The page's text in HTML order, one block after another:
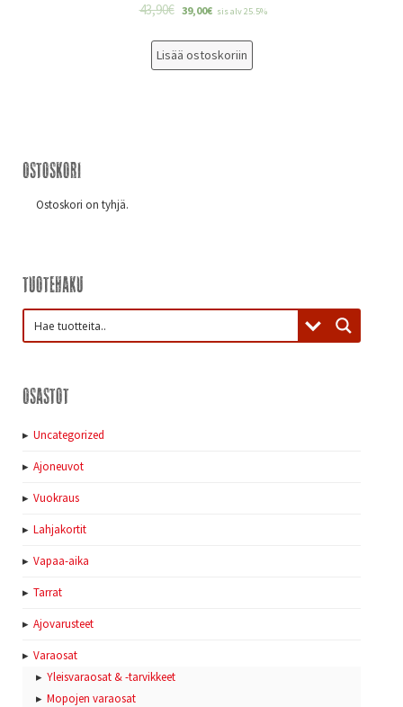
43,90€ 39,00€ sis alv 25.5%
Lisää ostoskoriin
Ostoskori
Ostoskori on tyhjä.
Tuotehaku
Osastot
Uncategorized
Ajoneuvot
Vuokraus
Lahjakortit
Vapaa-aika
Tarrat
Ajovarusteet
Varaosat
Yleisvaraosat & -tarvikkeet
Mopojen varaosat